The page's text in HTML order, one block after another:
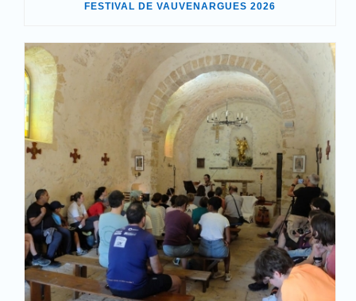
FESTIVAL DE VAUVENARGUES 2026